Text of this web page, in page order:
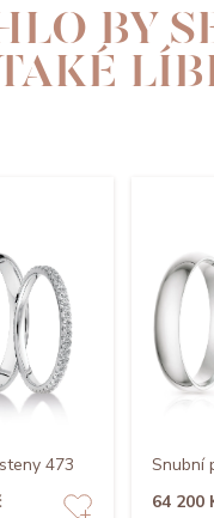
BY
473
Snubní
64 200